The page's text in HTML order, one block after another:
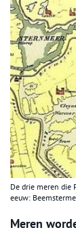
De drie meren die
eeuw:
Meren